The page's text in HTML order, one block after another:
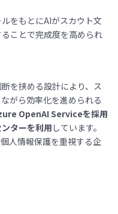
をもとにAIがスカウト文
ことで完成度を高められ
を挟める設計により、ス
がら効率化を進められる
OpenAI Serviceを採用
ターを利用 しています。
人情報保護を重視する企